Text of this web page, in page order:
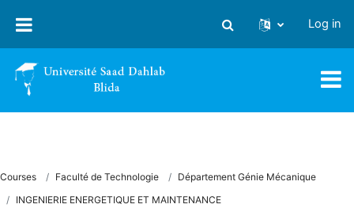
Toggle search input
Log in
Courses Faculté de Technologie
Département Génie Mécanique
INGENIERIE ENERGETIQUE ET MAINTENANCE